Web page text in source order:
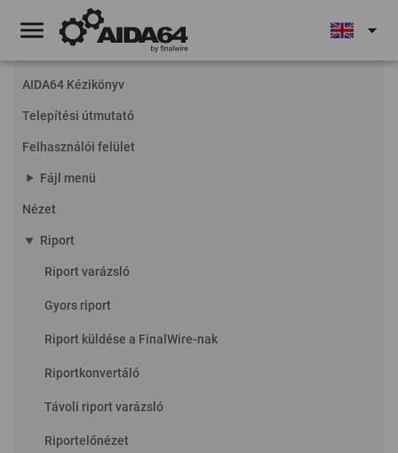
menu arrow_drop_down
AIDA64 Kézikönyv
Telepítési útmutató
Felhasználói felület
play_arrow Fájl menü
Nézet
play_arrow Riport
Riport varázsló
Gyors riport
Riport küldése a FinalWire-nak
Riportkonvertáló
Távoli riport varázsló
Riportelőnézet